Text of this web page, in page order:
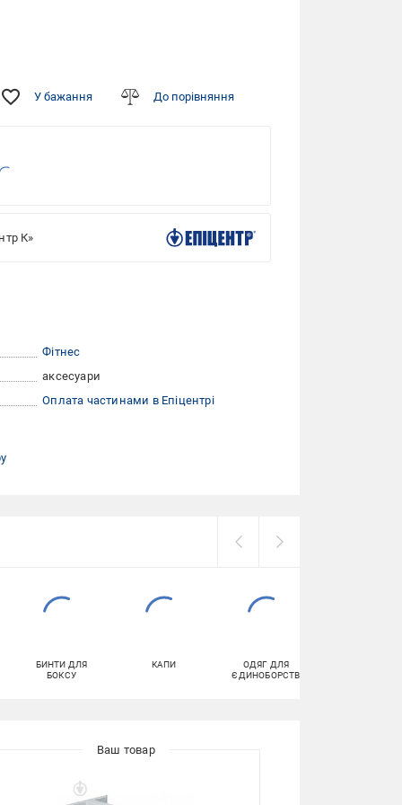
У бажання До порівняння
К»
Фітнес
аксесуари
Оплата частинами в Епіцентрі
БИНТИ ДЛЯ
БОКСУ
КАПИ
ОДЯГ ДЛЯ
ЄДИНОБОРСТВ